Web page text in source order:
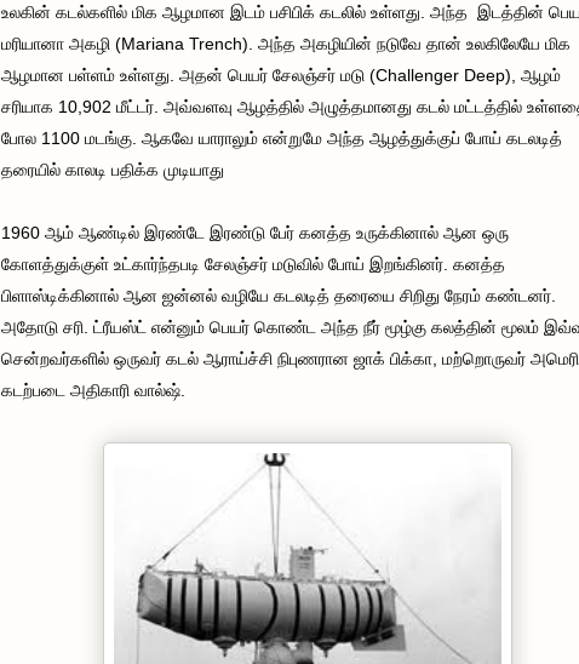
உலகின் கடல்களில் மிக ஆழமான இடம் பசிபிக் கடலில் உள்ளது. அந்த இடத்தின்
மரியானா அகழி (Mariana Trench). அந்த அகழியின் நடுவே தான் உலகிலேயே மிக
ஆழமான பள்ளம் உள்ளது. அதன் பெயர் சேலஞ்சர் மடு (Challenger Deep), ஆழம்
சரியாக 10,902 மீட்டர். அவ்வளவு ஆழத்தில் அழுத்தமானது கடல் மட்டத்தில்
போல 1100 மடங்கு. ஆகவே யாராலும் என்றுமே அந்த ஆழத்துக்குப் போய் கடலடித்
தரையில் காலடி பதிக்க முடியாது
1960 ஆம் ஆண்டில் இரண்டே இரண்டு பேர் கனத்த உருக்கினால் ஆன ஒரு
கோளத்துக்குள் உட்கார்ந்தபடி சேலஞ்சர் மடுவில் போய் இறங்கினர். கனத்த
பிளாஸ்டிக்கினால் ஆன ஜன்னல் வழியே கடலடித் தரையை சிறிது நேரம் கண்டனர்.
அதோடு சரி. ட்ரீயஸ்ட் என்னும் பெயர் கொண்ட அந்த நீர் மூழ்கு கலத்தின் மூலம்
சென்றவர்களில் ஒருவர் கடல் ஆராய்ச்சி நிபுணரான ஜாக் பிக்கா, மற்றொருவர்
கடற்படை அதிகாரி வால்ஷ்.